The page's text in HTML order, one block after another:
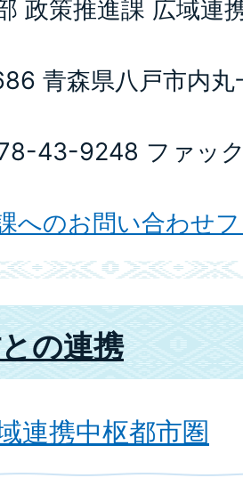
政策推進課 広域連
青森県八戸市内丸
43-9248 ファッ
へのお問い合わせ
の連携
連携中枢都市圏